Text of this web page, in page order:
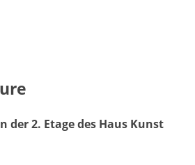
der 2. Etage des Haus Kunst